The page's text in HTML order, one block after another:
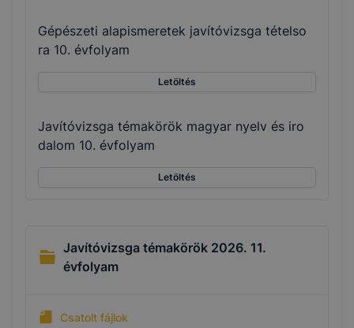
Gépészeti alapismeretek javítóvizsga tételso
ra 10. évfolyam
Letöltés
Javítóvizsga témakörök magyar nyelv és iro
dalom 10. évfolyam
Letöltés
Javítóvizsga témakörök 2026. 11.
évfolyam
Csatolt fájlok